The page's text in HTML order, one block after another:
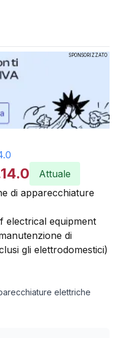
SPONSORIZZATO
Attuale
di apparecchiature
electrical equipment
di
gli elettrodomestici)
elettriche